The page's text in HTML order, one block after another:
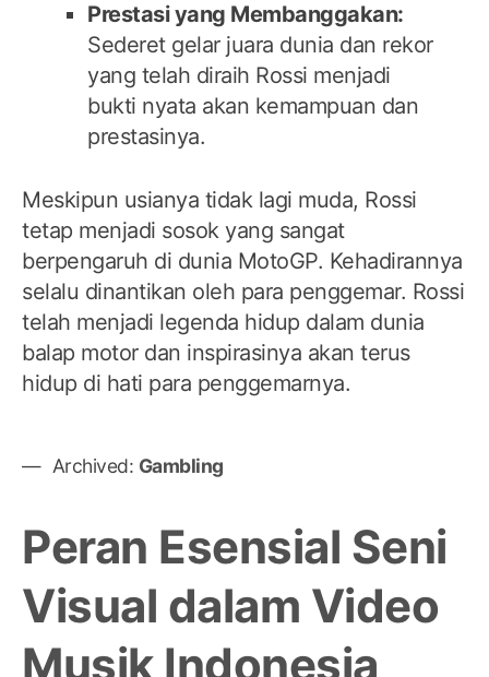
Prestasi yang Membanggakan:
Sederet gelar juara dunia dan rekor
yang telah diraih Rossi menjadi
bukti nyata akan kemampuan dan
prestasinya.
Meskipun usianya tidak lagi muda, Rossi
tetap menjadi sosok yang sangat
berpengaruh di dunia MotoGP. Kehadirannya
selalu dinantikan oleh para penggemar. Rossi
telah menjadi legenda hidup dalam dunia
balap motor dan inspirasinya akan terus
hidup di hati para penggemarnya.
Archived: Gambling
Peran Esensial Seni
Visual dalam Video
Musik Indonesia